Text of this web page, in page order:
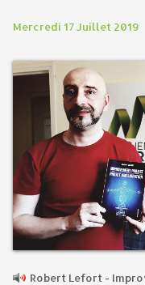
Mercredi 17 Juillet 2019
Robert Lefort -